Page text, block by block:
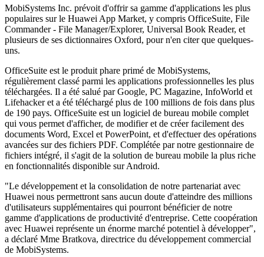
MobiSystems Inc. prévoit d'offrir sa gamme d'applications les plus
populaires sur le Huawei App Market, y compris OfficeSuite, File
Commander - File Manager/Explorer, Universal Book Reader, et
plusieurs de ses dictionnaires Oxford, pour n'en citer que quelques-
uns.
OfficeSuite est le produit phare primé de MobiSystems,
régulièrement classé parmi les applications professionnelles les plus
téléchargées. Il a été salué par Google, PC Magazine, InfoWorld et
Lifehacker et a été téléchargé plus de 100 millions de fois dans plus
de 190 pays. OfficeSuite est un logiciel de bureau mobile complet
qui vous permet d'afficher, de modifier et de créer facilement des
documents Word, Excel et PowerPoint, et d'effectuer des opérations
avancées sur des fichiers PDF. Complétée par notre gestionnaire de
fichiers intégré, il s'agit de la solution de bureau mobile la plus riche
en fonctionnalités disponible sur Android.
"Le développement et la consolidation de notre partenariat avec
Huawei nous permettront sans aucun doute d'atteindre des millions
d'utilisateurs supplémentaires qui pourront bénéficier de notre
gamme d'applications de productivité d'entreprise. Cette coopération
avec Huawei représente un énorme marché potentiel à développer",
a déclaré Mme Bratkova, directrice du développement commercial
de MobiSystems.